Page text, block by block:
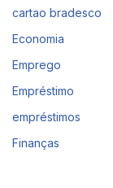
cartao bradesco
Economia
Emprego
Empréstimo
empréstimos
Finanças